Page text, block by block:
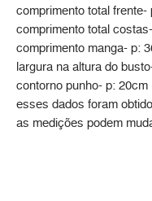
comprimento total
comprimento total
comprimento manga- p:
largura na altura do
contorno punho- p:
esses dados foram
as medições podem